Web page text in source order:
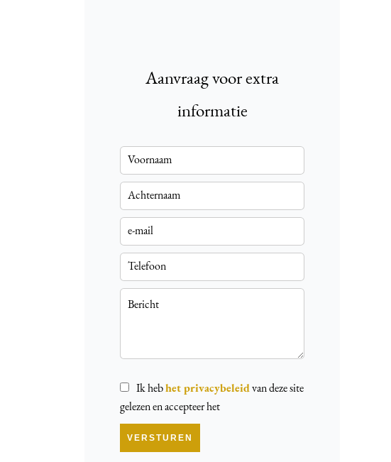
Aanvraag voor extra
informatie
Ik hebhet privacybeleidvan deze site
gelezen en accepteer het
VERSTUREN